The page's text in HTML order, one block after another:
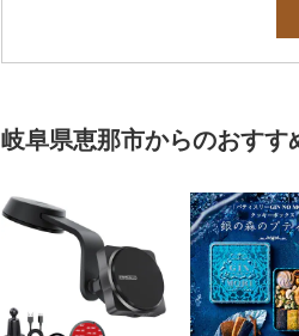
岐阜県恵那市からのおすす